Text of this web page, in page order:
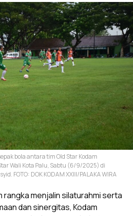
bola antara tim Old Star Kodam
Wali Kota Palu, Sabtu (6/9/2025) di
FOTO: DOK KODAM XXIII/PALAKA WIRA
rangka menjalin silaturahmi serta
dan sinergitas, Kodam